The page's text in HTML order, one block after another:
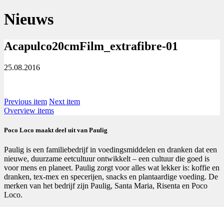
Nieuws
Acapulco20cmFilm_extrafibre-01
25.08.2016
Previous item Next item
Overview items
Poco Loco maakt deel uit van Paulig
Paulig is een familiebedrijf in voedingsmiddelen en dranken dat een
nieuwe, duurzame eetcultuur ontwikkelt – een cultuur die goed is
voor mens en planeet. Paulig zorgt voor alles wat lekker is: koffie en
dranken, tex-mex en specerijen, snacks en plantaardige voeding. De
merken van het bedrijf zijn Paulig, Santa Maria, Risenta en Poco
Loco.